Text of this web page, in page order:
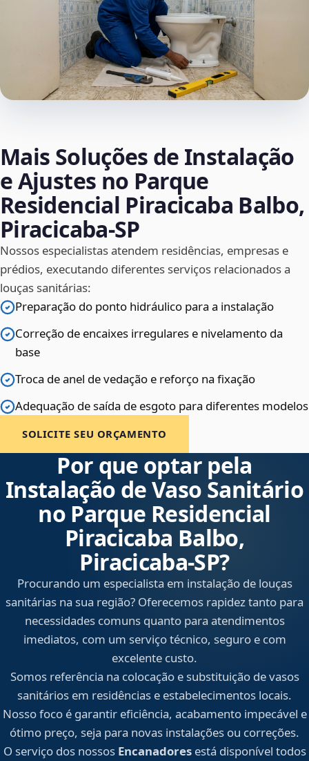
Mais Soluções de Instalação
e Ajustes no Parque
Residencial Piracicaba Balbo,
Piracicaba‑SP
Nossos especialistas atendem residências, empresas e
prédios, executando diferentes serviços relacionados a
louças sanitárias:
Preparação do ponto hidráulico para a instalação
Correção de encaixes irregulares e nivelamento da
base
Troca de anel de vedação e reforço na fixação
Adequação de saída de esgoto para diferentes modelos
SOLICITE SEU ORÇAMENTO
Por que optar pela
Instalação de Vaso Sanitário
no Parque Residencial
Piracicaba Balbo,
Piracicaba‑SP?
Procurando um especialista em instalação de louças
sanitárias na sua região? Oferecemos rapidez tanto para
necessidades comuns quanto para atendimentos
imediatos, com um serviço técnico, seguro e com
excelente custo.
Somos referência na colocação e substituição de vasos
sanitários em residências e estabelecimentos locais.
Nosso foco é garantir eficiência, acabamento impecável e
ótimo preço, seja para novas instalações ou correções.
O serviço dos nossos Encanadoresestá disponível todos